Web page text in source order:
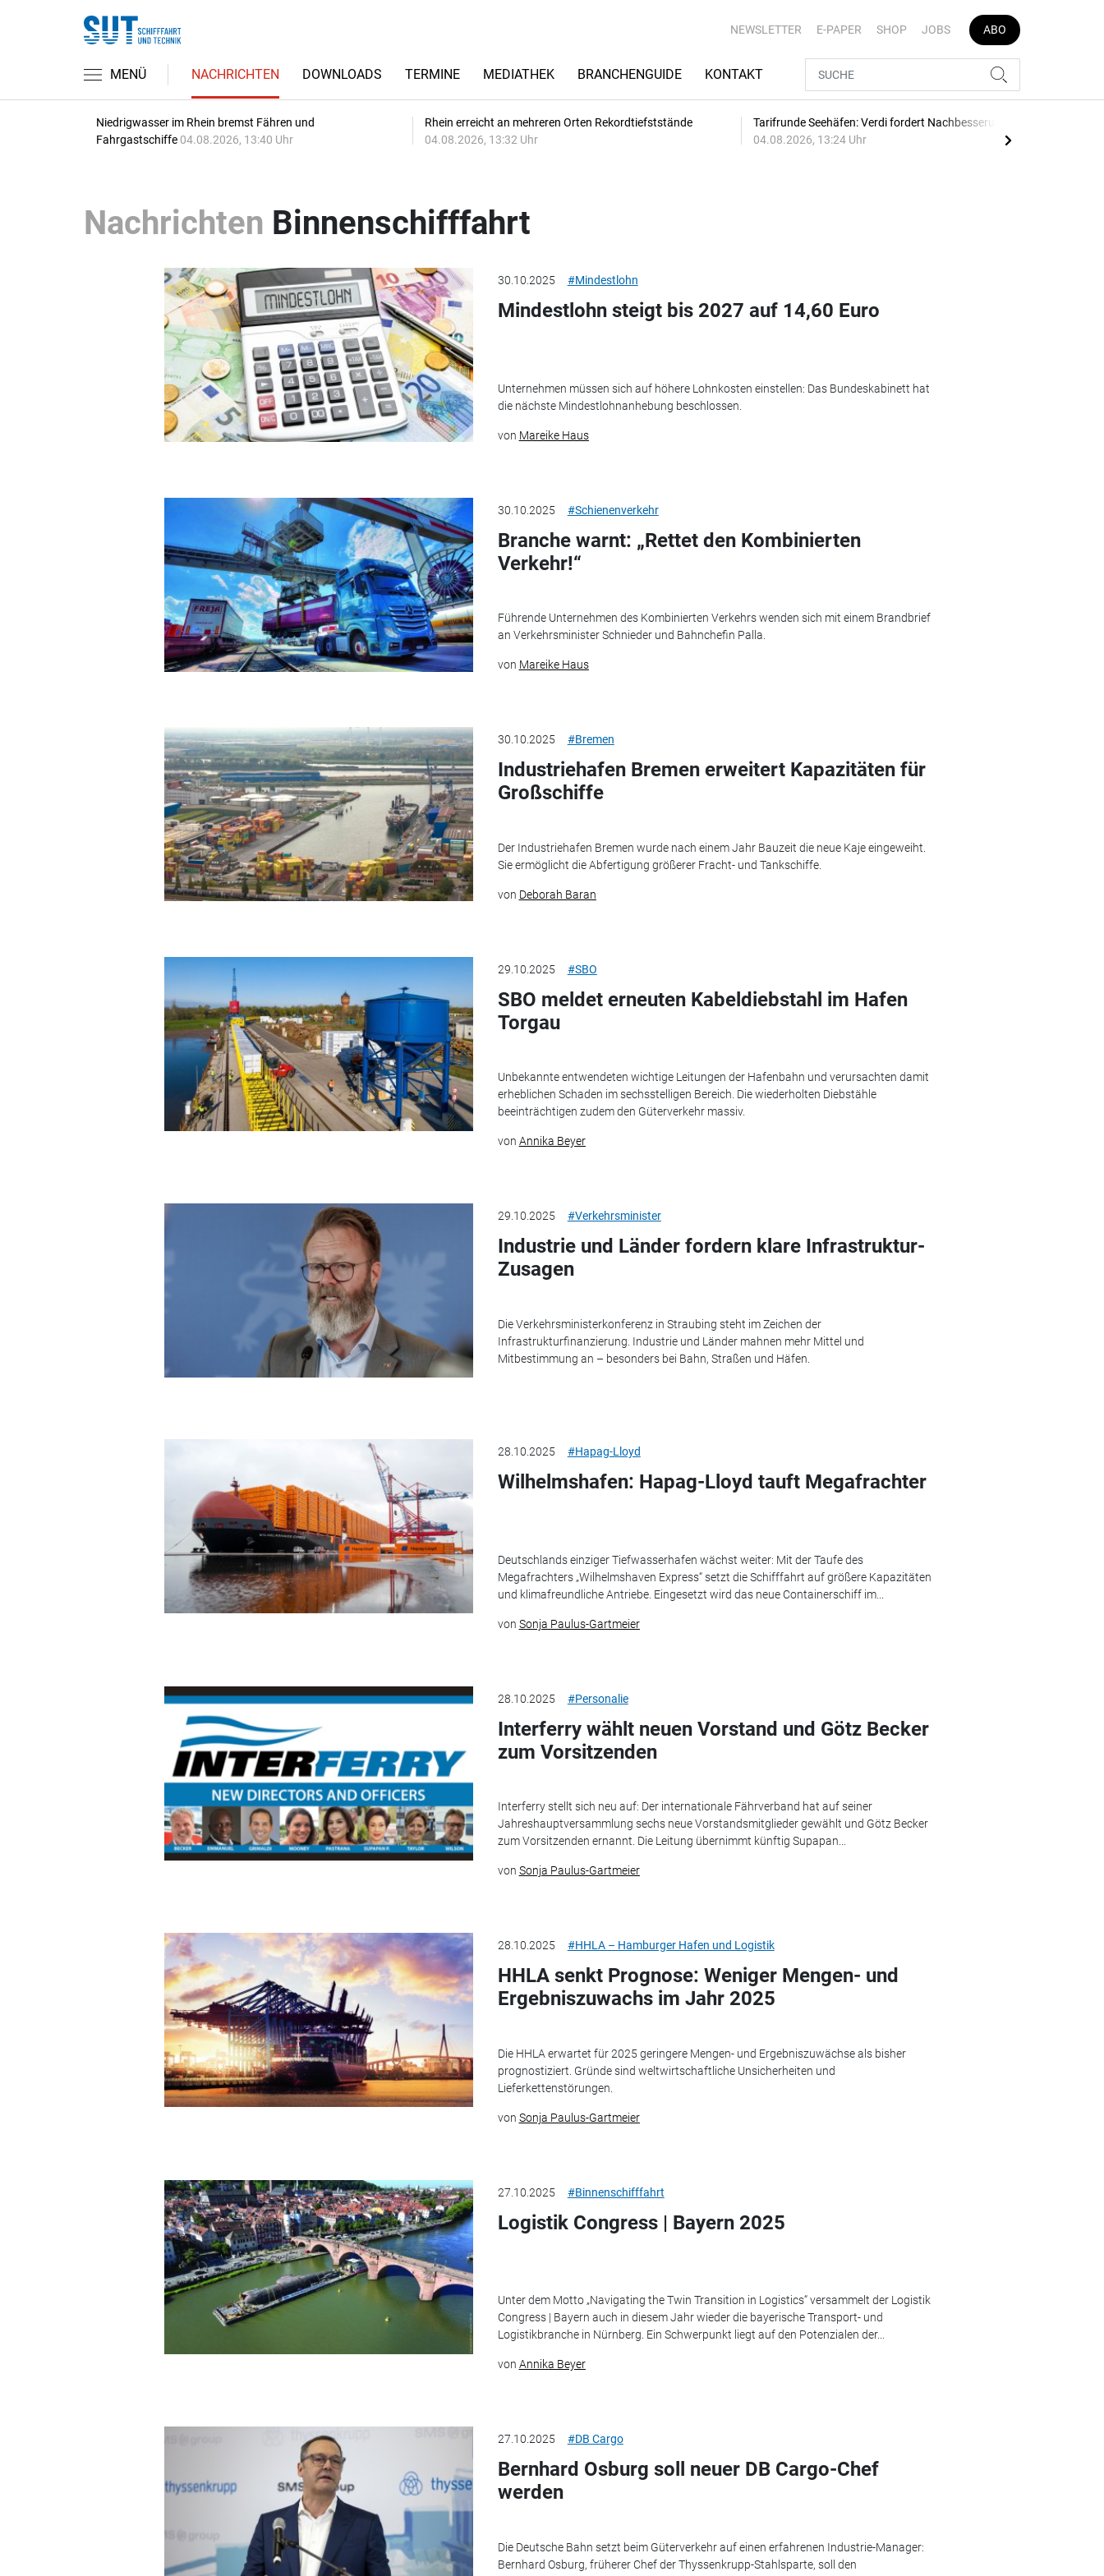
NEWSLETTER E-PAPER SHOP JOBS ABO
MENÜ NACHRICHTEN DOWNLOADS TERMINE MEDIATHEK BRANCHENGUIDE KONTAKT
Niedrigwasser im Rhein bremst Fähren und
Fahrgastschiffe 04.08.2026, 13:40 Uhr
Rhein erreicht an mehreren Orten Rekordtiefststände
04.08.2026, 13:32 Uhr
Tarifrunde Seehäfen: Verdi fordert Nachbesserung
04.08.2026, 13:24 Uhr
Nachrichten Binnenschifffahrt
30.10.2025 #Mindestlohn
Mindestlohn steigt bis 2027 auf 14,60 Euro
Unternehmen müssen sich auf höhere Lohnkosten einstellen: Das Bundeskabinett hat
die nächste Mindestlohnanhebung beschlossen.
von Mareike Haus
30.10.2025 #Schienenverkehr
Branche warnt: „Rettet den Kombinierten
Verkehr!“
Führende Unternehmen des Kombinierten Verkehrs wenden sich mit einem Brandbrief
an Verkehrsminister Schnieder und Bahnchefin Palla.
von Mareike Haus
30.10.2025 #Bremen
Industriehafen Bremen erweitert Kapazitäten für
Großschiffe
Der Industriehafen Bremen wurde nach einem Jahr Bauzeit die neue Kaje eingeweiht.
Sie ermöglicht die Abfertigung größerer Fracht- und Tankschiffe.
von Deborah Baran
29.10.2025 #SBO
SBO meldet erneuten Kabeldiebstahl im Hafen
Torgau
Unbekannte entwendeten wichtige Leitungen der Hafenbahn und verursachten damit
erheblichen Schaden im sechsstelligen Bereich. Die wiederholten Diebstähle
beeinträchtigen zudem den Güterverkehr massiv.
von Annika Beyer
29.10.2025 #Verkehrsminister
Industrie und Länder fordern klare Infrastruktur-
Zusagen
Die Verkehrsministerkonferenz in Straubing steht im Zeichen der
Infrastrukturfinanzierung. Industrie und Länder mahnen mehr Mittel und
Mitbestimmung an – besonders bei Bahn, Straßen und Häfen.
28.10.2025 #Hapag-Lloyd
Wilhelmshafen: Hapag-Lloyd tauft Megafrachter
Deutschlands einziger Tiefwasserhafen wächst weiter: Mit der Taufe des
Megafrachters „Wilhelmshaven Express“ setzt die Schifffahrt auf größere Kapazitäten
und klimafreundliche Antriebe. Eingesetzt wird das neue Containerschiff im...
von Sonja Paulus-Gartmeier
28.10.2025 #Personalie
Interferry wählt neuen Vorstand und Götz Becker
zum Vorsitzenden
Interferry stellt sich neu auf: Der internationale Fährverband hat auf seiner
Jahreshauptversammlung sechs neue Vorstandsmitglieder gewählt und Götz Becker
zum Vorsitzenden ernannt. Die Leitung übernimmt künftig Supapan...
von Sonja Paulus-Gartmeier
28.10.2025 #HHLA – Hamburger Hafen und Logistik
HHLA senkt Prognose: Weniger Mengen- und
Ergebniszuwachs im Jahr 2025
Die HHLA erwartet für 2025 geringere Mengen- und Ergebniszuwächse als bisher
prognostiziert. Gründe sind weltwirtschaftliche Unsicherheiten und
Lieferkettenstörungen.
von Sonja Paulus-Gartmeier
27.10.2025 #Binnenschifffahrt
Logistik Congress | Bayern 2025
Unter dem Motto „Navigating the Twin Transition in Logistics“ versammelt der Logistik
Congress | Bayern auch in diesem Jahr wieder die bayerische Transport- und
Logistikbranche in Nürnberg. Ein Schwerpunkt liegt auf den Potenzialen der...
von Annika Beyer
27.10.2025 #DB Cargo
Bernhard Osburg soll neuer DB Cargo-Chef
werden
Die Deutsche Bahn setzt beim Güterverkehr auf einen erfahrenen Industrie-Manager:
Bernhard Osburg, früherer Chef der Thyssenkrupp-Stahlsparte, soll den